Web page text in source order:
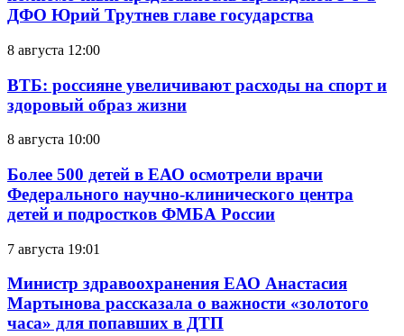
ДФО Юрий Трутнев главе государства
8 августа 12:00
ВТБ: россияне увеличивают расходы на спорт и
здоровый образ жизни
8 августа 10:00
Более 500 детей в ЕАО осмотрели врачи
Федерального научно-клинического центра
детей и подростков ФМБА России
7 августа 19:01
Министр здравоохранения ЕАО Анастасия
Мартынова рассказала о важности «золотого
часа» для попавших в ДТП